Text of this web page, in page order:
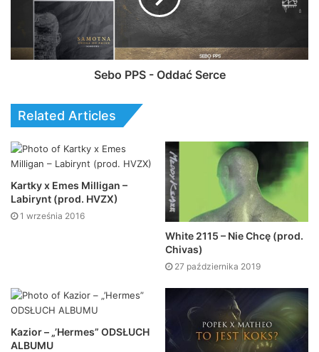
Sebo PPS - Oddać Serce
Related Articles
Kartky x Emes Milligan –
Labirynt (prod. HVZX)
1 września 2016
White 2115 – Nie Chcę (prod.
Chivas)
27 października 2019
Kazior – „’Hermes” ODSŁUCH
ALBUMU